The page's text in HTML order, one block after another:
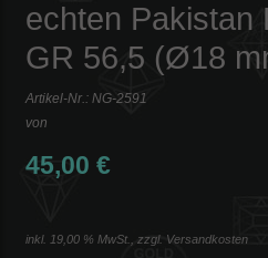
echten Pakistan
GR 56,5 (Ø18
Artikel-Nr.: NG-2591
von
45,00 €
inkl. 19,00 % MwSt., zzgl. Versandkosten